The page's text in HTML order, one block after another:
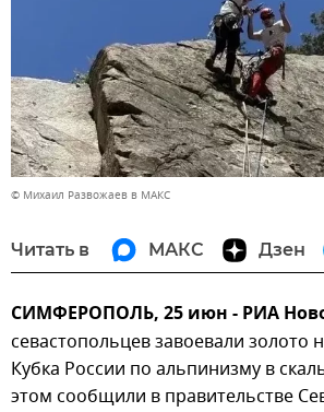
© Михаил Развожаев в МАКС
Читать в МАКС Дзен
СИМФЕРОПОЛЬ, 25 июн - РИА
севастопольцев завоевали золото
Кубка России по альпинизму в
этом сообщили в правительстве